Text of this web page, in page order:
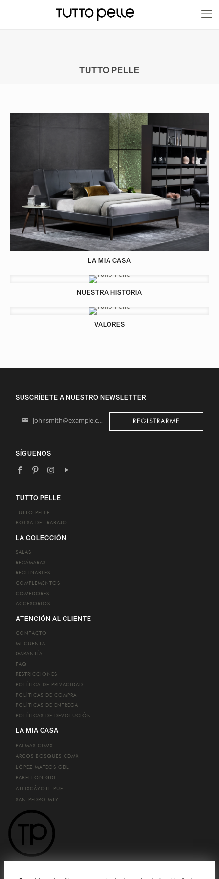
20% EN PRODUCTOS A FABRICACIÓN
TUTTO PELLE
LA MIA CASA
NUESTRA HISTORIA
VALORES
SUSCRÍBETE A NUESTRO NEWSLETTER
Your
johnsmith@example.com REGISTRARME
SÍGUENOS
TUTTO PELLE
TUTTO PELLE
BOLSA DE TRABAJO
LA COLECCIÓN
SALAS
RECÁMARAS
RECLINABLES
COMPLEMENTOS
COMEDORES
ACCESORIOS
ATENCIÓN AL CLIENTE
CONTACTO
MI CUENTA
GARANTÍA
FAQ
RESTRICCIONES
POLÍTICA DE PRIVACIDAD
POLÍTICAS DE COMPRA
POLÍTICAS DE ENTREGA
POLÍTICAS DE DEVOLUCIÓN
LA MIA CASA
PALMAS CDMX
ARCOS BOSQUES CDMX
LÓPEZ MATEOS GDL
PABELLON GDL
ATLIXCÁYOTL PUE
SAN PEDRO MTY